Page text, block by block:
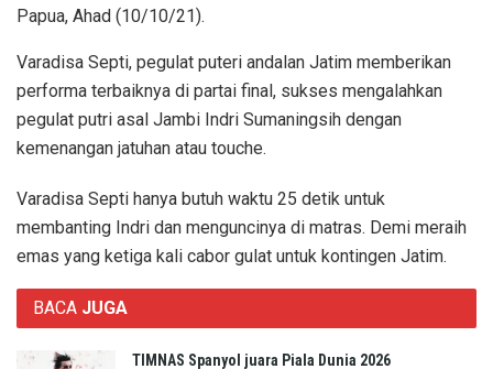
Papua, Ahad (10/10/21).
Varadisa Septi, pegulat puteri andalan Jatim memberikan
performa terbaiknya di partai final, sukses mengalahkan
pegulat putri asal Jambi Indri Sumaningsih dengan
kemenangan jatuhan atau touche.
Varadisa Septi hanya butuh waktu 25 detik untuk
membanting Indri dan menguncinya di matras. Demi meraih
emas yang ketiga kali cabor gulat untuk kontingen Jatim.
BACA JUGA
TIMNAS Spanyol juara Piala Dunia 2026